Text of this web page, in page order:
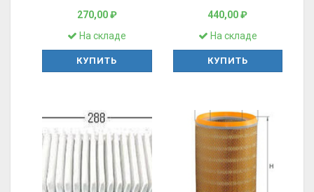
270,00 ₽
На складе
КУПИТЬ
440,00 ₽
На складе
КУПИТЬ